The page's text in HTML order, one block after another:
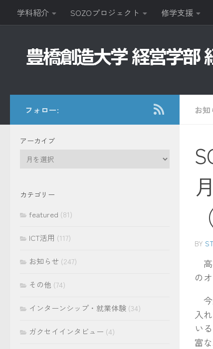
コンテンツへスキップ
学科紹介 SOZOプロジェクト 修学支援
お
BY
高
の
今
入
い
富
フォロー:
アーカイブ
イ
カテゴリー
featured (81)
ICT活用 (117)
お知らせ (247)
その他 (74)
インターンシップ・就業体験 (34)
ガクセイインタビュー (4)